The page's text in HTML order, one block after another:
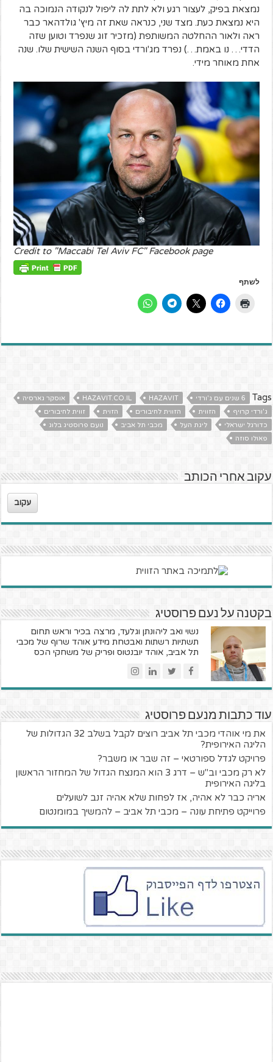
נמצאת בפיק, לעצור רגע ולא לתת לה ליפול לנקודה הנמוכה בה
היא נמצאת כעת. מצד שני, כנראה שאת זה מיץ' גולדהאר כבר
ראה ולאור ההחלטה המשותפת (מזכיר זוג שנפרד וטוען שזה
הדדי… נו באמת…) נפרד מג'ורדי בסוף השנה השישית שלו. שנה
אחת מאוחר מידי.
Credit to "Maccabi Tel Aviv FC" Facebook page
לשתף
Tags 6 שנים עם ג'ורדי HAZAVIT
HAZAVIT.CO.IL
אוסקר גארסיה
ג'ורדי קרויף
הזווית הזווית לחיבורים הזוית
זווית לחיבורים
כדורגל ישראלי
ליגת העל מכבי תל אביב
נועם פרוסטיג בלוג
פאולו סוזה
עקוב אחרי הכותב
עקוב
בקטנה על נעם פרוסטיג
נשוי ואב ליהונתן וגלעד, מרצה בכיר וראש תחום
תשתיות רשתות ואבטחת מידע אוהד שרוף של מכבי
תל אביב, אוהד יובנטוס ופריק של משחקי הכס
עוד כתבות מנעם פרוסטיג
את מי אוהדי מכבי תל אביב רוצים לקבל בשלב 32 הגדולות של
הליגה האירופית?
פרויקט לגדל ספורטאי – זה שבר או משבר?
לא רק מכבי וב"ש – דרג 3 הוא המנצח הגדול של המחזור הראשון
בליגה האירופית
אריה כבר לא אהיה, אז לפחות שלא אהיה זנב לשועלים
פרוייקט פתיחת עונה – מכבי תל אביב – להמשיך במומנטום